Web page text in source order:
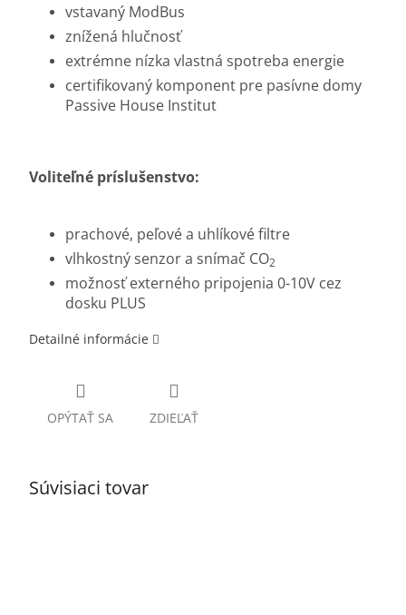
vstavaný ModBus
znížená hlučnosť
extrémne nízka vlastná spotreba energie
certifikovaný komponent pre pasívne domy
Passive House Institut
Voliteľné príslušenstvo:
prachové, peľové a uhlíkové filtre
vlhkostný senzor a snímač CO2
možnosť externého pripojenia 0-10V cez
dosku PLUS
Detailné informácie
OPÝTAŤ SA ZDIEĽAŤ
Súvisiaci tovar